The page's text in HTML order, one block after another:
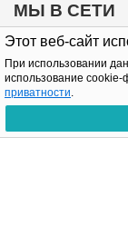
Этот веб-сайт
При использовании
использование cookie-
приватности.
МЫ В СЕТИ